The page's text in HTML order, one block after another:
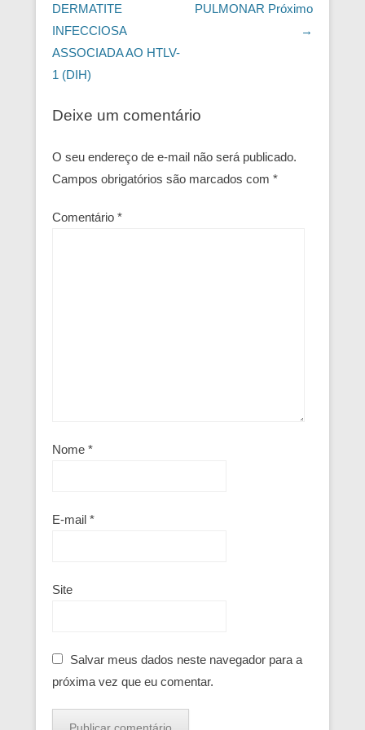
DERMATITE
INFECCIOSA
ASSOCIADA AO HTLV-
1 (DIH)
PULMONAR Próximo
→
Deixe um comentário
O seu endereço de e-mail não será publicado.
Campos obrigatórios são marcados com *
Comentário *
Nome *
E-mail *
Site
Salvar meus dados neste navegador para a
próxima vez que eu comentar.